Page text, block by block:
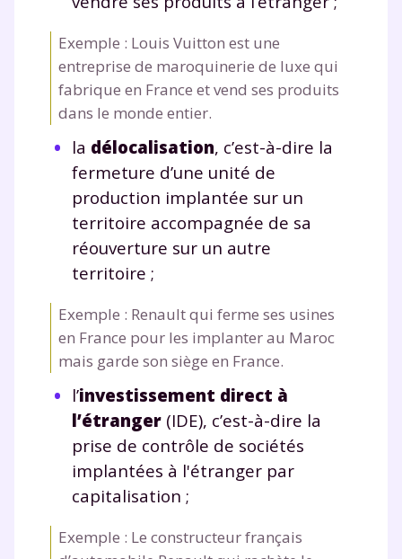
Exemple : Louis Vuitton est une
entreprise de maroquinerie de luxe qui
fabrique en France et vend ses produits
dans le monde entier.
la délocalisation, c’est-à-dire la
fermeture d’une unité de
production implantée sur un
territoire accompagnée de sa
réouverture sur un autre
territoire ;
Exemple : Renault qui ferme ses usines
en France pour les implanter au Maroc
mais garde son siège en France.
l’investissement direct à
l’étranger (IDE), c’est-à-dire la
prise de contrôle de sociétés
implantées à l'étranger par
capitalisation ;
Exemple : Le constructeur français